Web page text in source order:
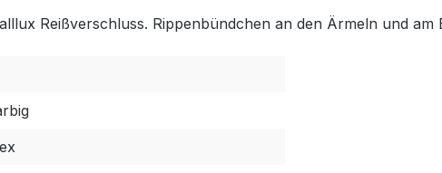
Reißverschluss. Rippenbündchen an den Ärmeln und am